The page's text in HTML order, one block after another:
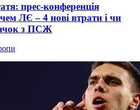
прес-конференція
ЛЄ – 4 нові втрати і чи
з ПСЖ